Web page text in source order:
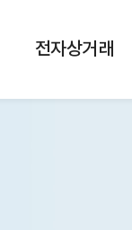
전자상거래